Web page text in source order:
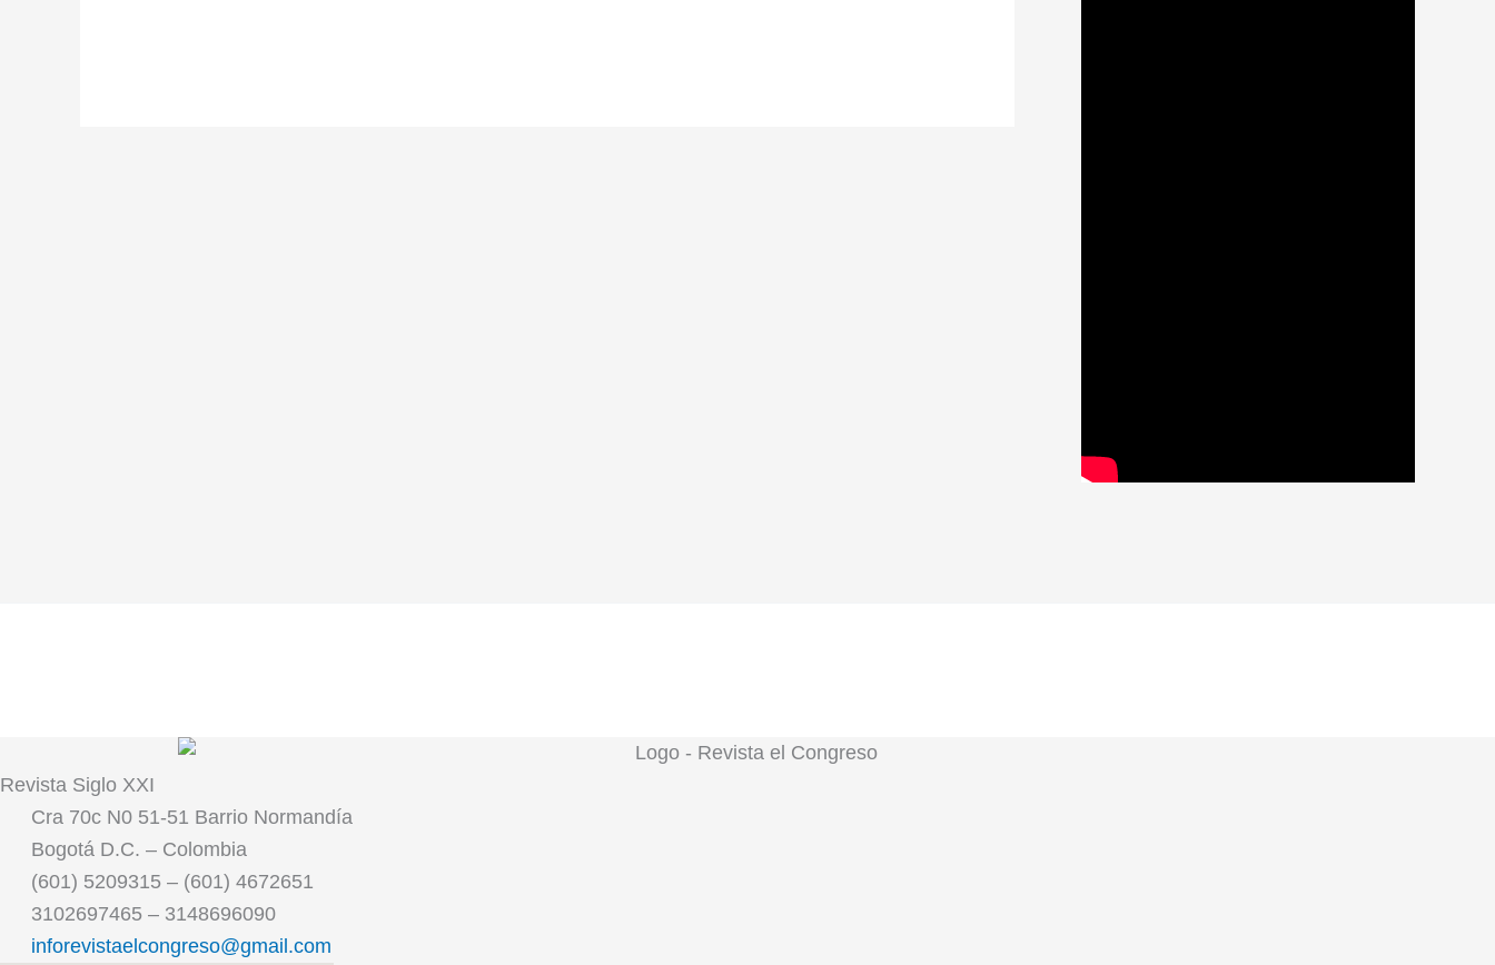
Revista Siglo XXI
Cra 70c N0 51-51 Barrio Normandía
Bogotá D.C. – Colombia
(601) 5209315 – (601) 4672651
3102697465 – 3148696090
inforevistaelcongreso@gmail.com